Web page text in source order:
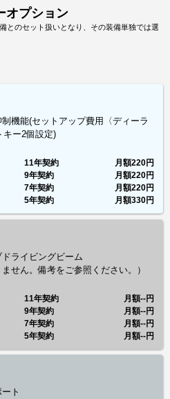
オプション
とのセット扱いとなり、その装備単独では選
機能(セットアップ費用〈ディーラ
キー2個設定)
11年契約 月額220円
9年契約
月額220円
7年契約
月額220円
5年契約
月額330円
ライビングビーム
せん。備考をご参照ください。）
11年契約 月額--円
9年契約
月額--円
7年契約
月額--円
5年契約
月額--円
ト